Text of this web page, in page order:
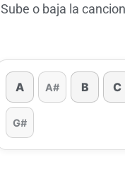
Sube o baja la
A A# B C
G#